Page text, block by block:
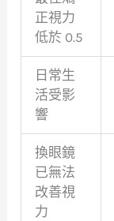
正視力
低於 0.5
日常生
活受影
響
換眼鏡
已無法
改善視
力